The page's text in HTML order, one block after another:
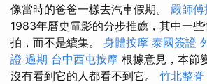
像當時的爸爸一樣去汽車假期。 嚴師
1983年曆史電影的分步推薦，其中一
拍，而不是續集。 身體按摩 泰國簽證
證 過期 台中西屯按摩 根據意見，本節
沒有看到它的人都看不到它。 竹北整脊